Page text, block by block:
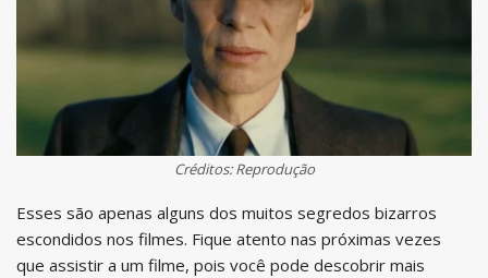
Créditos: Reprodução
Esses são apenas alguns dos muitos segredos bizarros
escondidos nos filmes. Fique atento nas próximas vezes
que assistir a um filme, pois você pode descobrir mais